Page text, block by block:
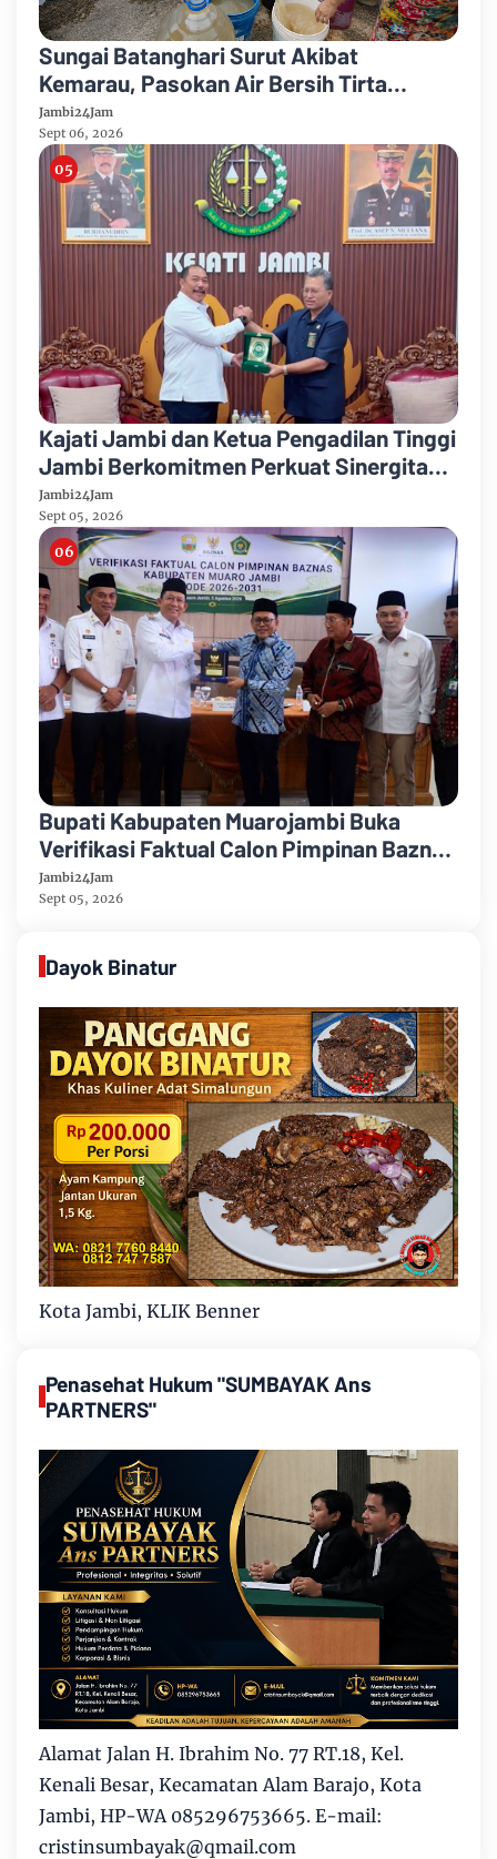
Sungai Batanghari Surut Akibat
Kemarau, Pasokan Air Bersih Tirta
Mayang Jambi Keruh
Jambi24Jam
Sept 06, 2026
Kajati Jambi dan Ketua Pengadilan Tinggi
Jambi Berkomitmen Perkuat Sinergitas
Penegakan Hukum
Jambi24Jam
Sept 05, 2026
Bupati Kabupaten Muarojambi Buka
Verifikasi Faktual Calon Pimpinan Baznas
Tahun 2026-2031
Jambi24Jam
Sept 05, 2026
Dayok Binatur
Kota Jambi, KLIK Benner
Penasehat Hukum "SUMBAYAK Ans
PARTNERS"
Alamat Jalan H. Ibrahim No. 77 RT.18, Kel.
Kenali Besar, Kecamatan Alam Barajo, Kota
Jambi, HP-WA 085296753665. E-mail:
cristinsumbayak@qmail.com